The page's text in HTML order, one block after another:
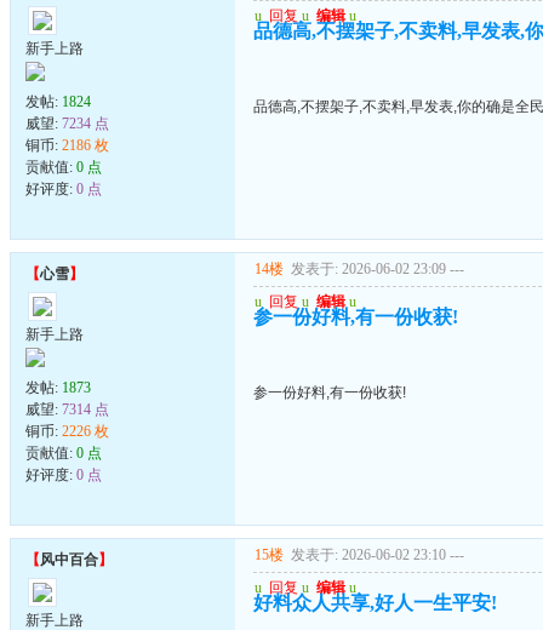
新手上路
发帖: 1824
威望: 7234 点
铜币: 2186 枚
贡献值: 0 点
好评度: 0 点
u 回复 u 编辑 u
品德高,不摆架子,不卖料,早发表,
品德高,不摆架子,不卖料,早发表,你的确是全
【心雪】
新手上路
发帖: 1873
威望: 7314 点
铜币: 2226 枚
贡献值: 0 点
好评度: 0 点
14楼 发表于: 2026-06-02 23:09 ---
u 回复 u 编辑 u
参一份好料,有一份收获!
参一份好料,有一份收获!
【风中百合】
新手上路
15楼 发表于: 2026-06-02 23:10 ---
u 回复 u 编辑 u
好料众人共享,好人一生平安!